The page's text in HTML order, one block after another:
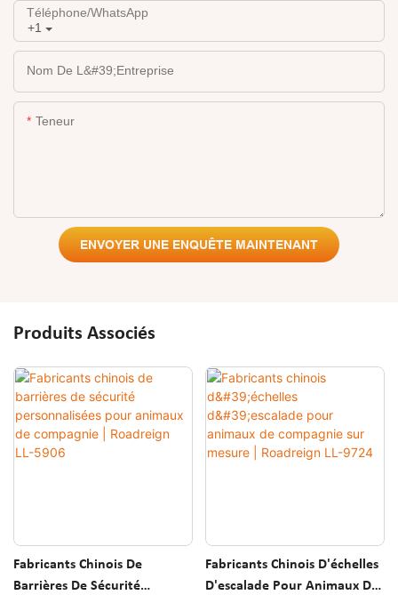
+1
Téléphone/WhatsApp
Nom De L&#39;entreprise
Teneur
ENVOYER UNE ENQUÊTE MAINTENANT
Produits Associés
Fabricants Chinois De
Barrières De Sécurité
Fabricants Chinois D'échelles
D'escalade Pour Animaux De